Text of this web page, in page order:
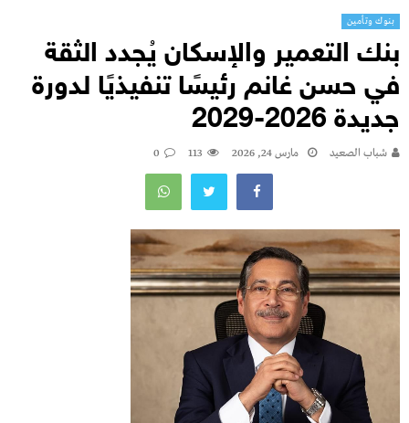
بنوك وتأمين
بنك التعمير والإسكان يُجدد الثقة
في حسن غانم رئيسًا تنفيذيًا لدورة
جديدة 2026-2029
شباب الصعيد مارس 24, 2026 113
0